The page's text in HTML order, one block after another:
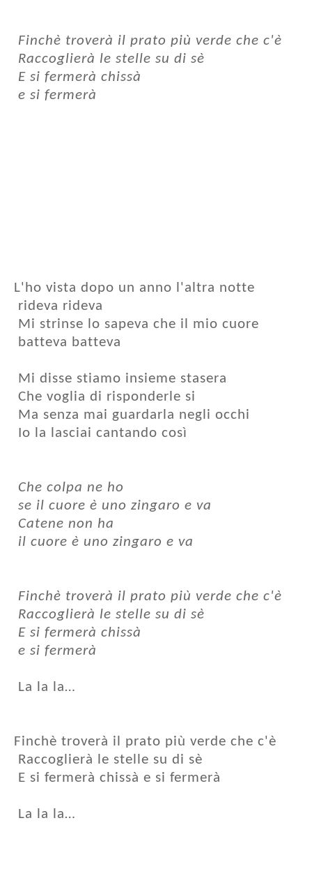
Finchè troverà il prato più verde che c'è
Raccoglierà le stelle su di sè
E si fermerà chissà
e si fermerà
L'ho vista dopo un anno l'altra notte
rideva rideva
Mi strinse lo sapeva che il mio cuore
batteva batteva
Mi disse stiamo insieme stasera
Che voglia di risponderle si
Ma senza mai guardarla negli occhi
Io la lasciai cantando così
Che colpa ne ho
se il cuore è uno zingaro e va
Catene non ha
il cuore è uno zingaro e va
Finchè troverà il prato più verde che c'è
Raccoglierà le stelle su di sè
E si fermerà chissà
e si fermerà
La la la…
Finchè troverà il prato più verde che c'è
Raccoglierà le stelle su di sè
E si fermerà chissà e si fermerà
La la la…